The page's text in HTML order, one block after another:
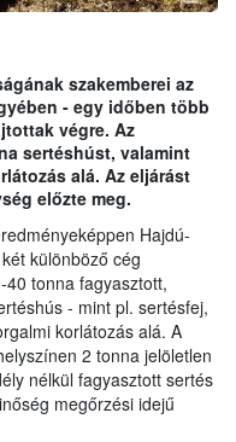
szakemberei az
- egy időben több
végre. Az
sertéshúst, valamint
alá. Az eljárást
előzte meg.
Hajdú-
különböző cég
tonna fagyasztott,
- mint pl. sertésfej,
korlátozás alá. A
2 tonna jelöletlen
nélkül fagyasztott sertés
megőrzési idejű